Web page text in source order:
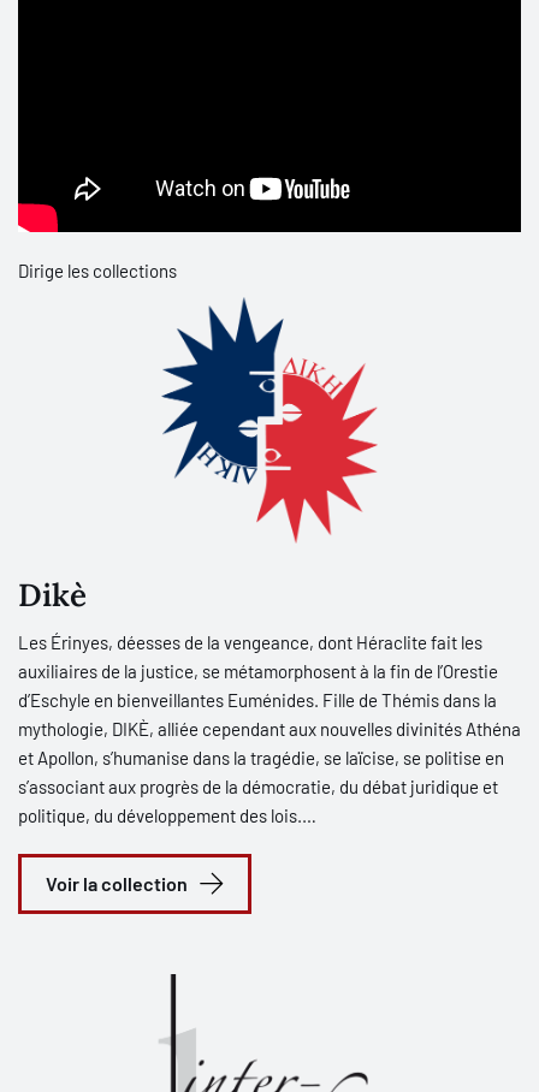
Dirige les collections
Dikè
Les Érinyes, déesses de la vengeance, dont Héraclite fait les
auxiliaires de la justice, se métamorphosent à la fin de l’Orestie
d’Eschyle en bienveillantes Euménides. Fille de Thémis dans la
mythologie, DIKÈ, alliée cependant aux nouvelles divinités Athéna
et Apollon, s’humanise dans la tragédie, se laïcise, se politise en
s’associant aux progrès de la démocratie, du débat juridique et
politique, du développement des lois.
justice, elle était à la fois l’idée abstraite du droit et, sous de
multiples formes, l’action judiciaire.
débattre des questions juridiques urgentes et disposés à une
critique aussi polymorphe et diverse que les structures
Voir la collection